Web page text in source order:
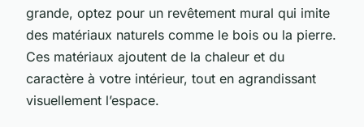
grande, optez pour un revêtement mural qui imite
des matériaux naturels comme le bois ou la pierre.
Ces matériaux ajoutent de la chaleur et du
caractère à votre intérieur, tout en agrandissant
visuellement l’espace.